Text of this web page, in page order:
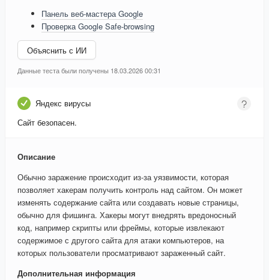
Панель веб-мастера Google
Проверка Google Safe-browsing
Объяснить с ИИ
Данные теста были получены 18.03.2026 00:31
Яндекс вирусы
Сайт безопасен.
Описание
Обычно заражение происходит из-за уязвимости, которая
позволяет хакерам получить контроль над сайтом. Он может
изменять содержание сайта или создавать новые страницы,
обычно для фишинга. Хакеры могут внедрять вредоносный
код, например скрипты или фреймы, которые извлекают
содержимое с другого сайта для атаки компьютеров, на
которых пользователи просматривают зараженный сайт.
Дополнительная информация